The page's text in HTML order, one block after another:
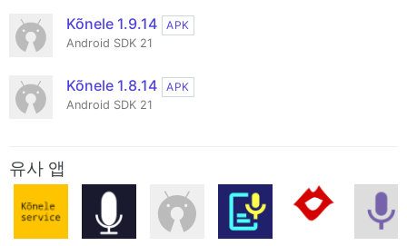
Kõnele 1.9.14
APK
Android SDK 21
Kõnele 1.8.14
APK
Android SDK 21
유사 앱